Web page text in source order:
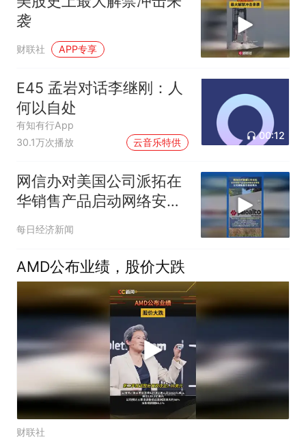
袭
财联社 APP专享
E45 孟岩对话李继刚：人
何以自处
有知有行App
30.1万次播放
云音乐特供
00:12
网信办对美国公司派拓在
华销售产品启动网络安全
审查 ，公司美股股价盘前
每日经济新闻
AMD公布业绩，股价大跌
财联社